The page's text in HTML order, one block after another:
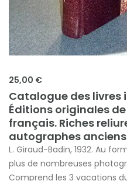
25,00 €
Catalogue des livres
Éditions originales
français. Riches
autographes
L. Giraud-Badin, 1932. Au
plus de nombreuses
Comprend les 3 vacations